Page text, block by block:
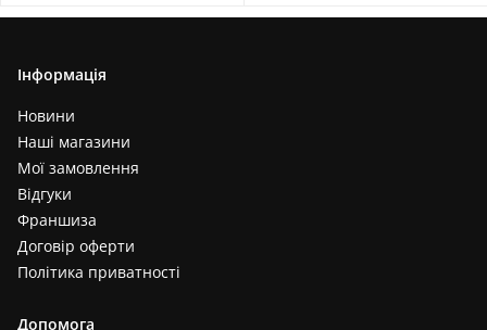
Інформація
Новини
Наші магазини
Мої замовлення
Відгуки
Франшиза
Договір оферти
Політика приватності
Допомога